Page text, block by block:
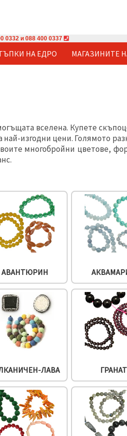
0332 и 088 400 0337
НА ЕДРО МАГАЗИНИТЕ
вселена. Купете
изгодни цени. Голямото
многобройни цветове,
АВАНТЮРИН
ЛАВА ГРАНАТ